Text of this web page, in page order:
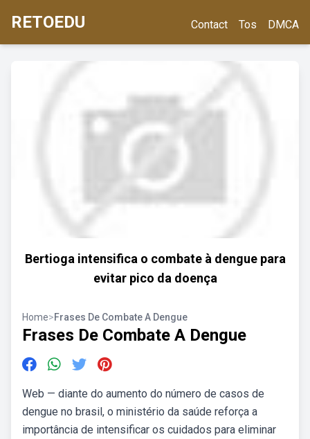
RETOEDU Contact Tos DMCA
Bertioga intensifica o combate à dengue para
evitar pico da doença
Home>Frases De Combate A Dengue
Frases De Combate A Dengue
Web — diante do aumento do número de casos de
dengue no brasil, o ministério da saúde reforça a
importância de intensificar os cuidados para eliminar